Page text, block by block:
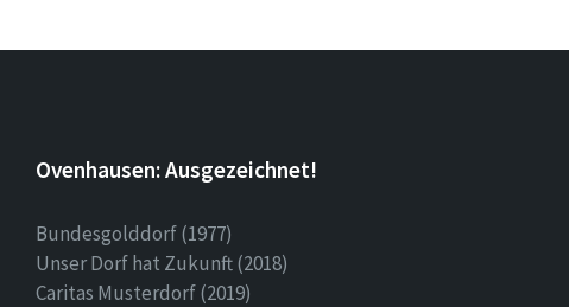
Ovenhausen: Ausgezeichnet!
Bundesgolddorf (1977)
Unser Dorf hat Zukunft (2018)
Caritas Musterdorf (2019)